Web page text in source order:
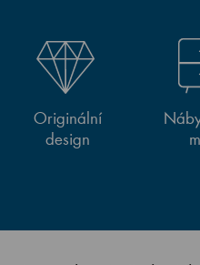
Originální
design